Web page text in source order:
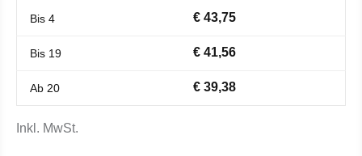
Bis 4 € 43,75
Bis 19 € 41,56
Ab 20 € 39,38
Inkl. MwSt.